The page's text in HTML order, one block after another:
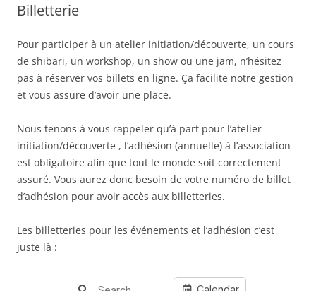
Billetterie
Pour participer à un atelier initiation/découverte, un cours
de shibari, un workshop, un show ou une jam, n’hésitez
pas à réserver vos billets en ligne. Ça facilite notre gestion
et vous assure d’avoir une place.
Nous tenons à vous rappeler qu’à part pour l’atelier
initiation/découverte , l’adhésion (annuelle) à l’association
est obligatoire afin que tout le monde soit correctement
assuré. Vous aurez donc besoin de votre numéro de billet
d’adhésion pour avoir accès aux billetteries.
Les billetteries pour les événements et l’adhésion c’est
juste là :